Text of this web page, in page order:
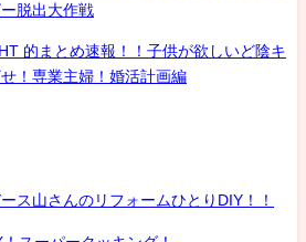
脱出大作戦
的まとめ速報！！子供が欲しいど陰キ
！専業主婦！婚活計画編
ス山さんのリフォームひとりDIY！！